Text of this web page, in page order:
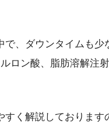
、ダウンタイムも少
ロン酸、脂肪溶解注
く解説しております